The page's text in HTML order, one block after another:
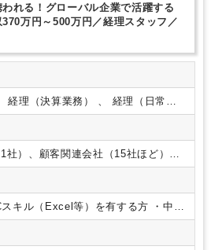
れる！グローバル企業で活躍する
万円～500万円／経理スタッフ／
社）、顧客関連会社（15社ほど）の
ータの整理・月次・年次決算業
士と連携して対応）
しております。・日本で企業を設
会社経営および税務制度の概要説
の日中両言語による業務連絡およ
キル（Excel等）を有する方 ・中国
経験をお持ちの方（事業会社・事
会計基準）